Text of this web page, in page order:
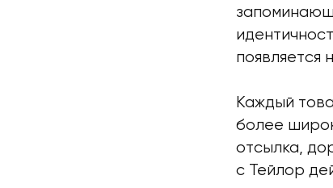
появляется
Каждый
более
отсылка,
с Тейлор